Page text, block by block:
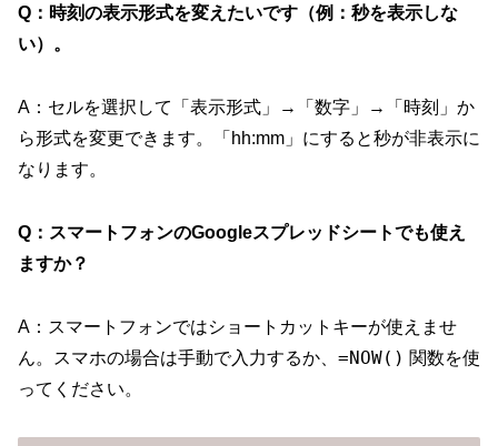
Q：時刻の表示形式を変えたいです（例：秒を表示しな
い）。
A：セルを選択して「表示形式」→「数字」→「時刻」か
ら形式を変更できます。「hh:mm」にすると秒が非表示に
なります。
Q：スマートフォンのGoogleスプレッドシートでも使え
ますか？
A：スマートフォンではショートカットキーが使えませ
ん。スマホの場合は手動で入力するか、 =NOW() 関数を使
ってください。